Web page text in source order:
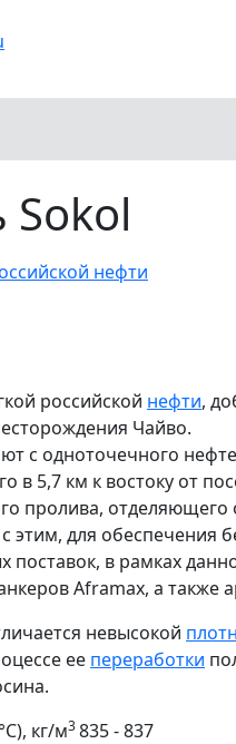
нефти
российской нефти,
Чайво.
c одноточечного
в 5,7 км к востоку от
пролива,
этим, для обеспечения
поставок, в рамках
Aframax, а также
невысокой
ее переработки
кг/м3835 - 837